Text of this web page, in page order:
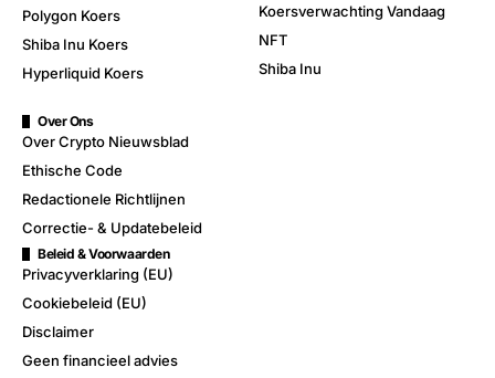
Polygon Koers
Shiba Inu Koers
Hyperliquid Koers
Koersverwachting Vandaag
NFT
Shiba Inu
Over Ons
Over Crypto Nieuwsblad
Ethische Code
Redactionele Richtlijnen
Correctie- & Updatebeleid
Beleid & Voorwaarden
Privacyverklaring (EU)
Cookiebeleid (EU)
Disclaimer
Geen financieel advies